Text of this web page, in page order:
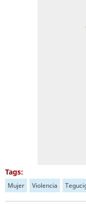
Tags:
Mujer Violencia